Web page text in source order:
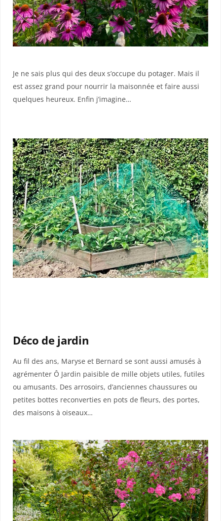
Je ne sais plus qui des deux s’occupe du potager. Mais il
est assez grand pour nourrir la maisonnée et faire aussi
quelques heureux. Enfin j’imagine…
Déco de jardin
Au fil des ans, Maryse et Bernard se sont aussi amusés à
agrémenter Ô Jardin paisible de mille objets utiles, futiles
ou amusants. Des arrosoirs, d’anciennes chaussures ou
petites bottes reconverties en pots de fleurs, des portes,
des maisons à oiseaux…